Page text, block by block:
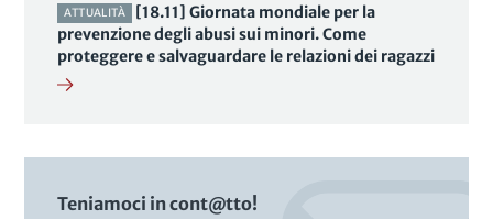
ATTUALITÀ
[18.11] Giornata mondiale per la
prevenzione degli abusi sui minori. Come
proteggere e salvaguardare le relazioni dei ragazzi
Teniamoci in cont@tto!